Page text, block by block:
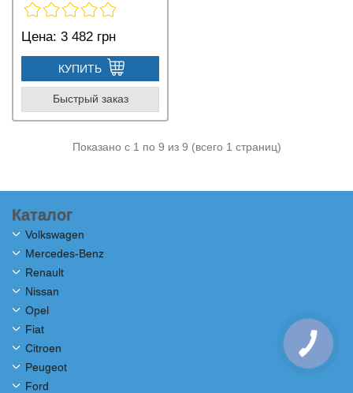
Цена: 3 482 грн
КУПИТЬ
Быстрый заказ
Показано с 1 по 9 из 9 (всего 1 страниц)
Каталог
Volkswagen
Mercedes-Benz
Renault
Nissan
Opel
Fiat
Citroen
Peugeot
Ford